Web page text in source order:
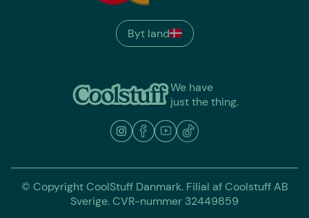
We have
just the thing.
Byt land
© Copyright CoolStuff Danmark. Filial af Coolstuff AB
Sverige. CVR-nummer 32449859